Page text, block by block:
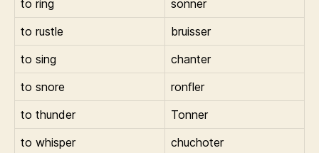
to ring
sonner
to rustle
bruisser
to sing
chanter
to snore
ronfler
to thunder
Tonner
to whisper
chuchoter